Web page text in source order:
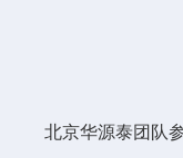
北京华源泰团队